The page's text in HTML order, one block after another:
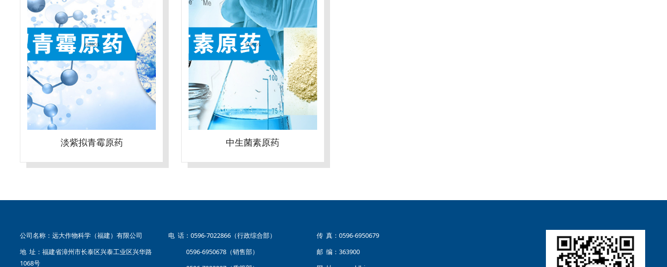
淡紫拟青霉原药 中生菌素原药
公司名称：远大作物科学（福建）有限公司
地 址：福建省漳州市长泰区兴泰工业区兴华路
1068号
电 话：0596-7022866（行政综合部）
0596-6950678（销售部）
传 真：0596-6950679
邮 编：363900